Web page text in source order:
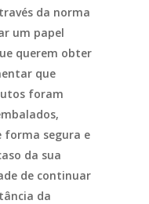
da norma
um papel
querem obter
que
foram
forma segura e
da sua
de continuar
da